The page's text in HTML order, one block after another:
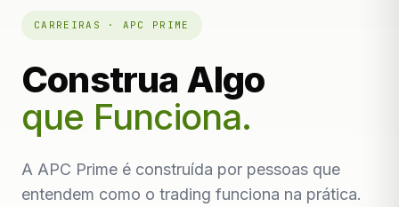
CARREIRAS · APC PRIME
Construa Algo
que Funciona.
A APC Prime é construída por pessoas que
entendem como o trading funciona na prática.